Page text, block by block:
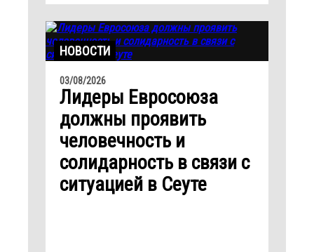
НОВОСТИ
03/08/2026
Лидеры Евросоюза
должны проявить
человечность и
солидарность в связи с
ситуацией в Сеуте